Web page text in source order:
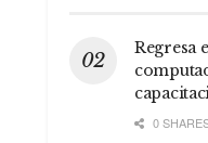
Regresa
0